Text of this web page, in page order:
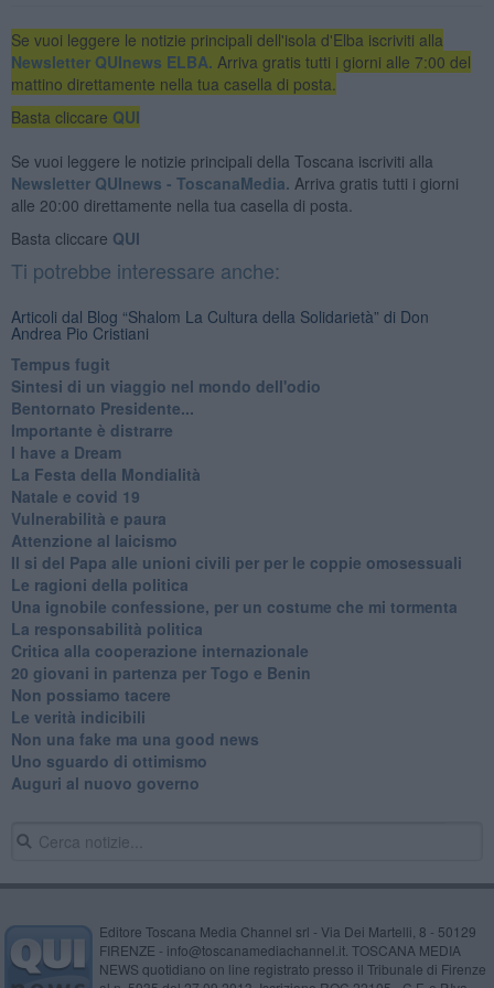
Se vuoi leggere le notizie principali dell'isola d'Elba iscriviti alla
Newsletter QUInews ELBA. Arriva gratis tutti i giorni alle 7:00 del
mattino direttamente nella tua casella di posta.
Basta cliccare QUI
Se vuoi leggere le notizie principali della Toscana iscriviti alla
Newsletter QUInews - ToscanaMedia. Arriva gratis tutti i giorni
alle 20:00 direttamente nella tua casella di posta.
Basta cliccare QUI
Ti potrebbe interessare anche:
Articoli dal Blog “Shalom La Cultura della Solidarietà” di Don
Andrea Pio Cristiani
​Tempus fugit
​Sintesi di un viaggio nel mondo dell'odio
Bentornato Presidente...
Importante è distrarre
​I have a Dream
La Festa della Mondialità
Natale e covid 19
Vulnerabilità e paura
Attenzione al laicismo
Il si del Papa alle unioni civili per per le coppie omosessuali
Le ragioni della politica
​Una ignobile confessione, per un costume che mi tormenta
La responsabilità politica
Critica alla cooperazione internazionale
20 giovani in partenza per Togo e Benin
​Non possiamo tacere
​Le verità indicibili
Non una fake ma una good news
Uno sguardo di ottimismo
Auguri al nuovo governo
Editore Toscana Media Channel srl - Via Dei Martelli, 8 - 50129
FIRENZE - info@toscanamediachannel.it. TOSCANA MEDIA
NEWS quotidiano on line registrato presso il Tribunale di Firenze